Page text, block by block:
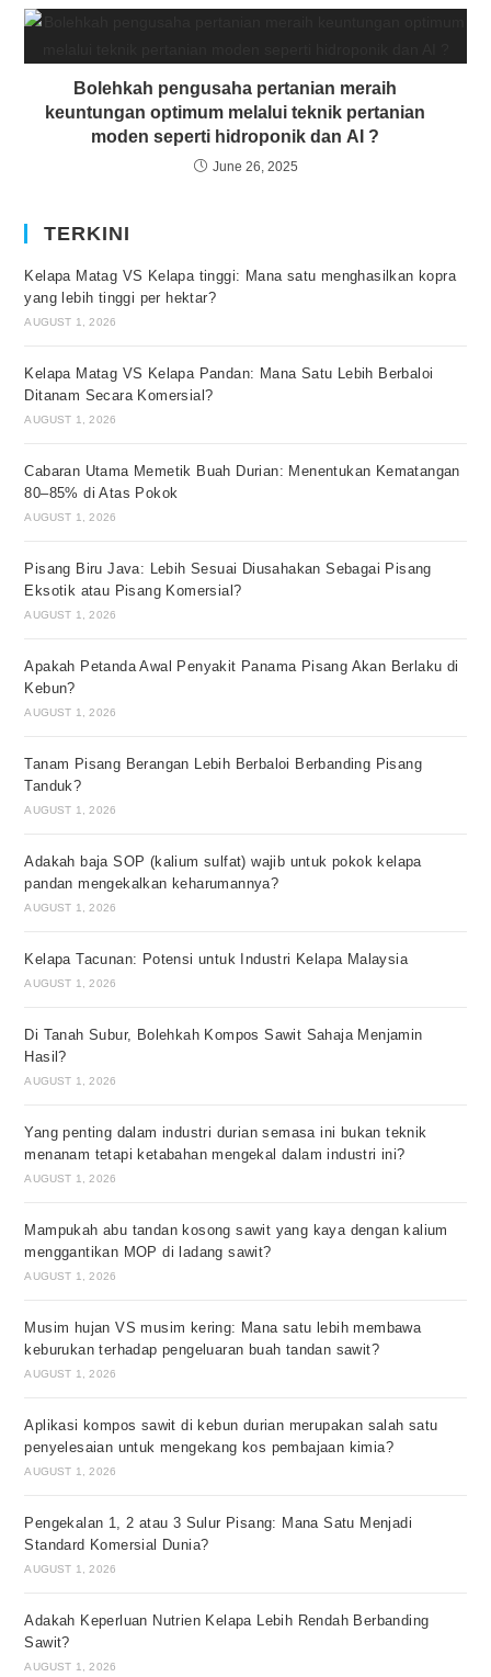
Bolehkah pengusaha pertanian meraih
keuntungan optimum melalui teknik pertanian
moden seperti hidroponik dan AI ?
June 26, 2025
TERKINI
Kelapa Matag VS Kelapa tinggi: Mana satu menghasilkan kopra
yang lebih tinggi per hektar?
AUGUST 1, 2026
Kelapa Matag VS Kelapa Pandan: Mana Satu Lebih Berbaloi
Ditanam Secara Komersial?
AUGUST 1, 2026
Cabaran Utama Memetik Buah Durian: Menentukan Kematangan
80–85% di Atas Pokok
AUGUST 1, 2026
Pisang Biru Java: Lebih Sesuai Diusahakan Sebagai Pisang
Eksotik atau Pisang Komersial?
AUGUST 1, 2026
Apakah Petanda Awal Penyakit Panama Pisang Akan Berlaku di
Kebun?
AUGUST 1, 2026
Tanam Pisang Berangan Lebih Berbaloi Berbanding Pisang
Tanduk?
AUGUST 1, 2026
Adakah baja SOP (kalium sulfat) wajib untuk pokok kelapa
pandan mengekalkan keharumannya?
AUGUST 1, 2026
Kelapa Tacunan: Potensi untuk Industri Kelapa Malaysia
AUGUST 1, 2026
Di Tanah Subur, Bolehkah Kompos Sawit Sahaja Menjamin
Hasil?
AUGUST 1, 2026
Yang penting dalam industri durian semasa ini bukan teknik
menanam tetapi ketabahan mengekal dalam industri ini?
AUGUST 1, 2026
Mampukah abu tandan kosong sawit yang kaya dengan kalium
menggantikan MOP di ladang sawit?
AUGUST 1, 2026
Musim hujan VS musim kering: Mana satu lebih membawa
keburukan terhadap pengeluaran buah tandan sawit?
AUGUST 1, 2026
Aplikasi kompos sawit di kebun durian merupakan salah satu
penyelesaian untuk mengekang kos pembajaan kimia?
AUGUST 1, 2026
Pengekalan 1, 2 atau 3 Sulur Pisang: Mana Satu Menjadi
Standard Komersial Dunia?
AUGUST 1, 2026
Adakah Keperluan Nutrien Kelapa Lebih Rendah Berbanding
Sawit?
AUGUST 1, 2026